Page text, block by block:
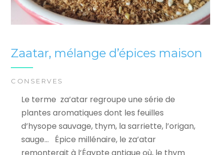
Zaatar, mélange d’épices maison
CONSERVES
Le terme za’atar regroupe une série de
plantes aromatiques dont les feuilles
d’hysope sauvage, thym, la sarriette, l’origan,
sauge… Épice millénaire, le za’atar